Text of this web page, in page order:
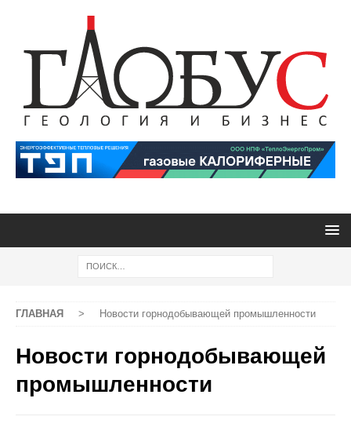
ГЛАВНАЯ > Новости горнодобывающей промышленности
Новости горнодобывающей
промышленности